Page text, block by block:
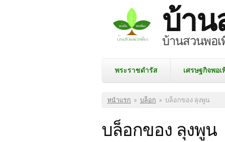
บ้าน
บ้านสวนพอเ
พระราชดำรัส เศรษฐกิจพอเ
คุณอยู่ที่นี่
หน้าแรก » บล็อก » บล็อกของ ลุงพูน
บล็อกของ ลุงพูน